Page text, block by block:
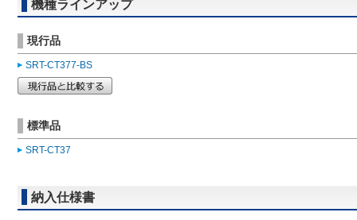
機種ラインアップ
現行品
SRT-CT377-BS
標準品
SRT-CT37
納入仕様書